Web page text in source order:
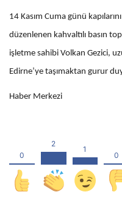
14 Kasım Cuma günü
düzenlenen kahvaltılı basın
işletme sahibi Volkan Gezici,
Edirne’ye taşımaktan gurur
Haber Merkezi